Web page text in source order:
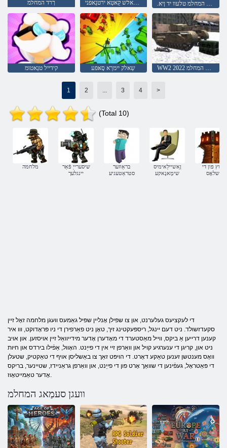
ךרד המחלמ סּפפ ד 3 טכַאלש קַאטַא ירטנַאפני
קידייל טנַאטומ שַאלק יימרַא סָאּפע WW2 2022 קנַאט המחלמ
1 2 ... 3 4 >
(Total 10)
מלחמה
שיסערייַ פֿאַר
יינגלעך
בראַוזער
סטראַטעגיע
ןַאשיילַאימיס
שימָאנָאקע
שוץ פון די
שלאָס
די לעקציעס געלערנט, און צו שפּילן אָנליין שפּיל גאַמעס וועגן מלחמה זאָל זיין
סקעדזשולד. ניט דעם יינגל, ריספּעקטינג זיך, טאָן ניט פאַרפירן די ניו פּראָדוקט, ווו איר
קענען דרייען אַ ביקס, ווייל מאַסטערד די מאָדערן אָדער מידייוואַל זיין אויסזען. און אויב
ניט און, קריגן די ענערגיע קויל און וואַרפן זיי אין די פייַנט. האָוול, אַפֿילו בירדס און חיות
וואָס מענטשן זענען טאַקע דאָרט. די הויפּט זאַך צו באַשליסן אויף די טאַקטיק, שטעלן
די פּאַטראָל, געפֿינען די שוואַך אָרט פון די פייַנט, און וואַרפן גראַניידז, שטיינער, בריקס
אָדער טאַמייטאָוז.
וועגן סעמַאג המחלמ